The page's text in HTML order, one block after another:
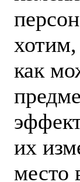
как
их
место